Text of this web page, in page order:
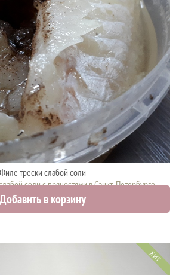
Филе трески слабой соли
соли с пряностями в Санкт-Петербурге
0 руб.
Добавить в корзину
ХИТ